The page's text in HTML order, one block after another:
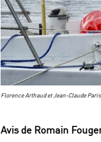
Florence Arthaud et Jean-Claude
Avis de Romain